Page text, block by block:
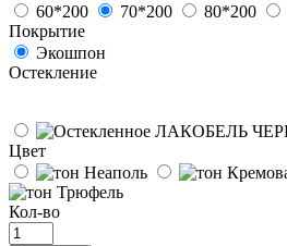
60*200
70*200 80*200
Покрытие
Экошпон
Остекление
Цвет
Кол-во